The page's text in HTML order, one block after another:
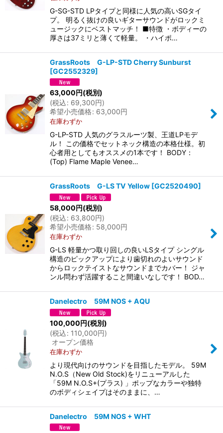
G-SG-STD LPタイプと同様に人気の高いSGタイ
プ。 明るく抜けの良いギターサウンドがロックミ
ュージックにベストマッチ！ ■特徴 ・ボディーの
厚さは37ミリと薄くて軽量。 ・ハイポ…
GrassRoots G-LP-STD Cherry Sunburst
[GC2552329]
63,000円(税別)
(税込: 69,300円)
希望小売価格: 63,000円
在庫わずか
G-LP-STD 人気のグラスルーツ製、王道LPモデ
ル！ この価格でセットネック構造の本格仕様。初
心者用としてもオススメの1本です！ BODY：
(Top) Flame Maple Venee…
GrassRoots G-LS TV Yellow [GC2520490]
58,000円(税別)
(税込: 63,800円)
希望小売価格: 58,000円
在庫わずか
G-LS 軽量かつ取り回しの良いLSタイプ シングル
構造のピックアップにより歯切れのよいサウンド
からロックテイストなサウンドまでカバー！ ジャ
ンル問わず活躍すること間違いなしです！ BOD…
Danelectro 59M NOS + AQU
100,000円(税別)
(税込: 110,000円)
オープン価格
在庫わずか
より現代向けのサウンドを目指したモデル。 59M
N.O.S（New Old Stock)をリニューアルした
「59M N.O.S+(プラス) 」ポップなカラーや独特
のボディシェイプはそのままに、…
Danelectro 59M NOS + WHT